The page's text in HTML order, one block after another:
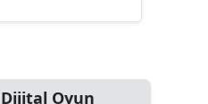
Dijital Oyun